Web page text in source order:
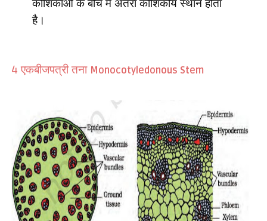
है।
4 एकबीजपत्री तना Monocotyledonous Stem